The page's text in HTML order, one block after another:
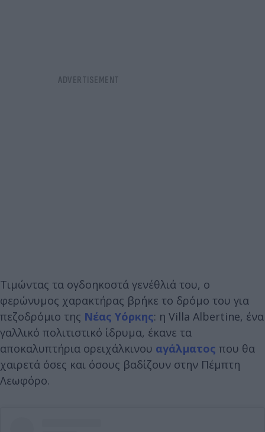
Τιμώντας τα ογδοηκοστά γενέθλιά του, ο
φερώνυμος χαρακτήρας βρήκε το δρόμο του για
πεζοδρόμιο της Νέας Υόρκης: η Villa Albertine, ένα
γαλλικό πολιτιστικό ίδρυμα, έκανε τα
αποκαλυπτήρια ορειχάλκινου αγάλματος που θα
χαιρετά όσες και όσους βαδίζουν στην Πέμπτη
Λεωφόρο.